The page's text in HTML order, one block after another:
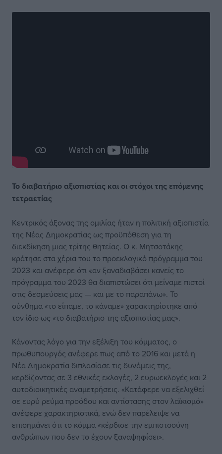
Το διαβατήριο αξιοπιστίας και οι στόχοι της επόμενης
τετραετίας
Κεντρικός άξονας της ομιλίας ήταν η πολιτική αξιοπιστία
της Νέας Δημοκρατίας ως προϋπόθεση για τη
διεκδίκηση μιας τρίτης θητείας. Ο κ. Μητσοτάκης
κράτησε στα χέρια του το προεκλογικό πρόγραμμα του
2023 και ανέφερε ότι «αν ξαναδιαβάσει κανείς το
πρόγραμμα του 2023 θα διαπιστώσει ότι μείναμε πιστοί
στις δεσμεύσεις μας — και με το παραπάνω». Το
σύνθημα «το είπαμε, το κάναμε» χαρακτηρίστηκε από
τον ίδιο ως «το διαβατήριο της αξιοπιστίας μας».
Κάνοντας λόγο για την εξέλιξη του κόμματος, ο
πρωθυπουργός ανέφερε πως από το 2016 και μετά η
Νέα Δημοκρατία διπλασίασε τις δυνάμεις της,
κερδίζοντας σε 3 εθνικές εκλογές, 2 ευρωεκλογές και 2
αυτοδιοικητικές αναμετρήσεις. «Κατάφερε να εξελιχθεί
σε ευρύ ρεύμα προόδου και αντίστασης στον λαϊκισμό»
ανέφερε χαρακτηριστικά, ενώ δεν παρέλειψε να
επισημάνει ότι το κόμμα «κέρδισε την εμπιστοσύνη
ανθρώπων που δεν το έχουν ξαναψηφίσει».